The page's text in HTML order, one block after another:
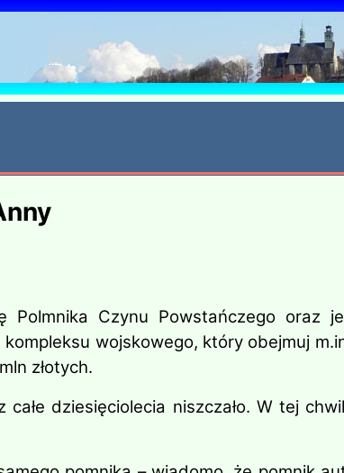
Czynu Powstańczego oraz
wojskowego, który obejmuj
złotych.
dziesięciolecia niszczało. W tej